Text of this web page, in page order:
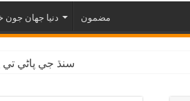
دنيا جهان جون مضمون
سنڌ جي پاڻي تي